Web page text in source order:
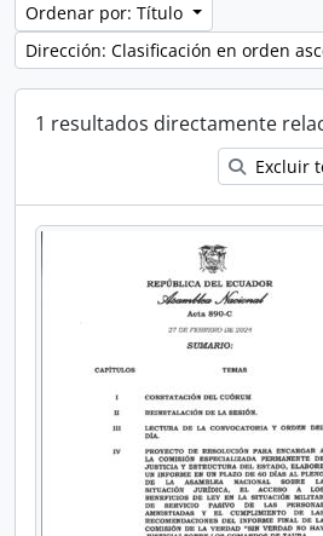
Ordenar por: Título
Dirección: Clasificación en orden
1 resultados directamente
Excluir